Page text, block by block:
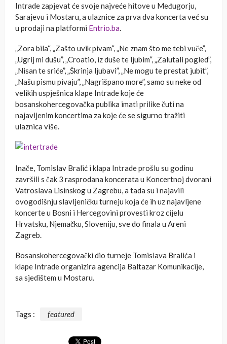
Intrade zapjevat će svoje najveće hitove u Međugorju,
Sarajevu i Mostaru, a ulaznice za prva dva koncerta već su
u prodaji na platformi Entrio.ba.
„Zora bila“, „Zašto uvik pivam“, „Ne znam što me tebi vuče”,
„Ugrij mi dušu”, „Croatio, iz duše te ljubim“, „Zalutali pogled”,
„Nisan te sriće”, „Škrinja ljubavi”, „Ne mogu te prestat jubit”,
„Našu pismu pivaju”, „Nagrišpano more”, samo su neke od
velikih uspješnica klape Intrade koje će
bosanskohercegovačka publika imati prilike čuti na
najavljenim koncertima za koje će se sigurno tražiti
ulaznica više.
Inače, Tomislav Bralić i klapa Intrade prošlu su godinu
završili s čak 3 rasprodana koncerata u Koncertnoj dvorani
Vatroslava Lisinskog u Zagrebu, a tada su i najavili
ovogodišnju slavljeničku turneju koja će ih uz najavljene
koncerte u Bosni i Hercegovini provesti kroz cijelu
Hrvatsku, Njemačku, Sloveniju, sve do finala u Areni
Zagreb.
Bosanskohercegovački dio turneje Tomislava Bralića i
klape Intrade organizira agencija Baltazar Komunikacije,
sa sjedištem u Mostaru.
Tags : featured